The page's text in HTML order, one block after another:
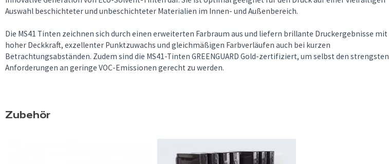
Auswahl beschichteter und unbeschichteter Materialien im Innen- und Außenbereich.
Die MS41 Tinten zeichnen sich durch einen erweiterten Farbraum aus und liefern brillante Druckergebnisse mit
hoher Deckkraft, exzellenter Punktzuwachs und gleichmäßigen Farbverläufen auch bei kurzen
Betrachtungsabständen. Zudem sind die MS41-Tinten GREENGUARD Gold-zertifiziert, um selbst den strengsten
Anforderungen an geringe VOC-Emissionen gerecht zu werden.
Zubehör